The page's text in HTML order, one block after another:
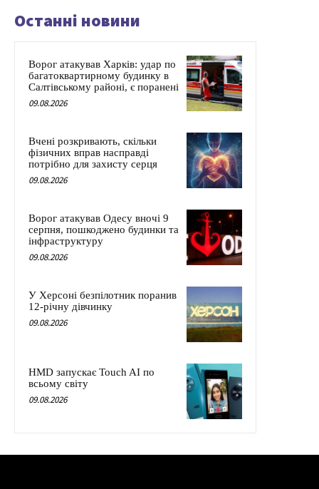
Останні новини
Ворог атакував Харків: удар по
багатоквартирному будинку в
Салтівському районі, є поранені
09.08.2026
Вчені розкривають, скільки
фізичних вправ насправді
потрібно для захисту серця
09.08.2026
Ворог атакував Одесу вночі 9
серпня, пошкоджено будинки та
інфраструктуру
09.08.2026
У Херсоні безпілотник поранив
12-річну дівчинку
09.08.2026
HMD запускає Touch AI по
всьому світу
09.08.2026